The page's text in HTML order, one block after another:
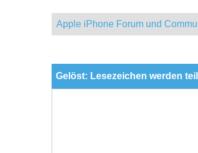
Apple iPhone Forum und
Gelöst: Lesezeichen werden